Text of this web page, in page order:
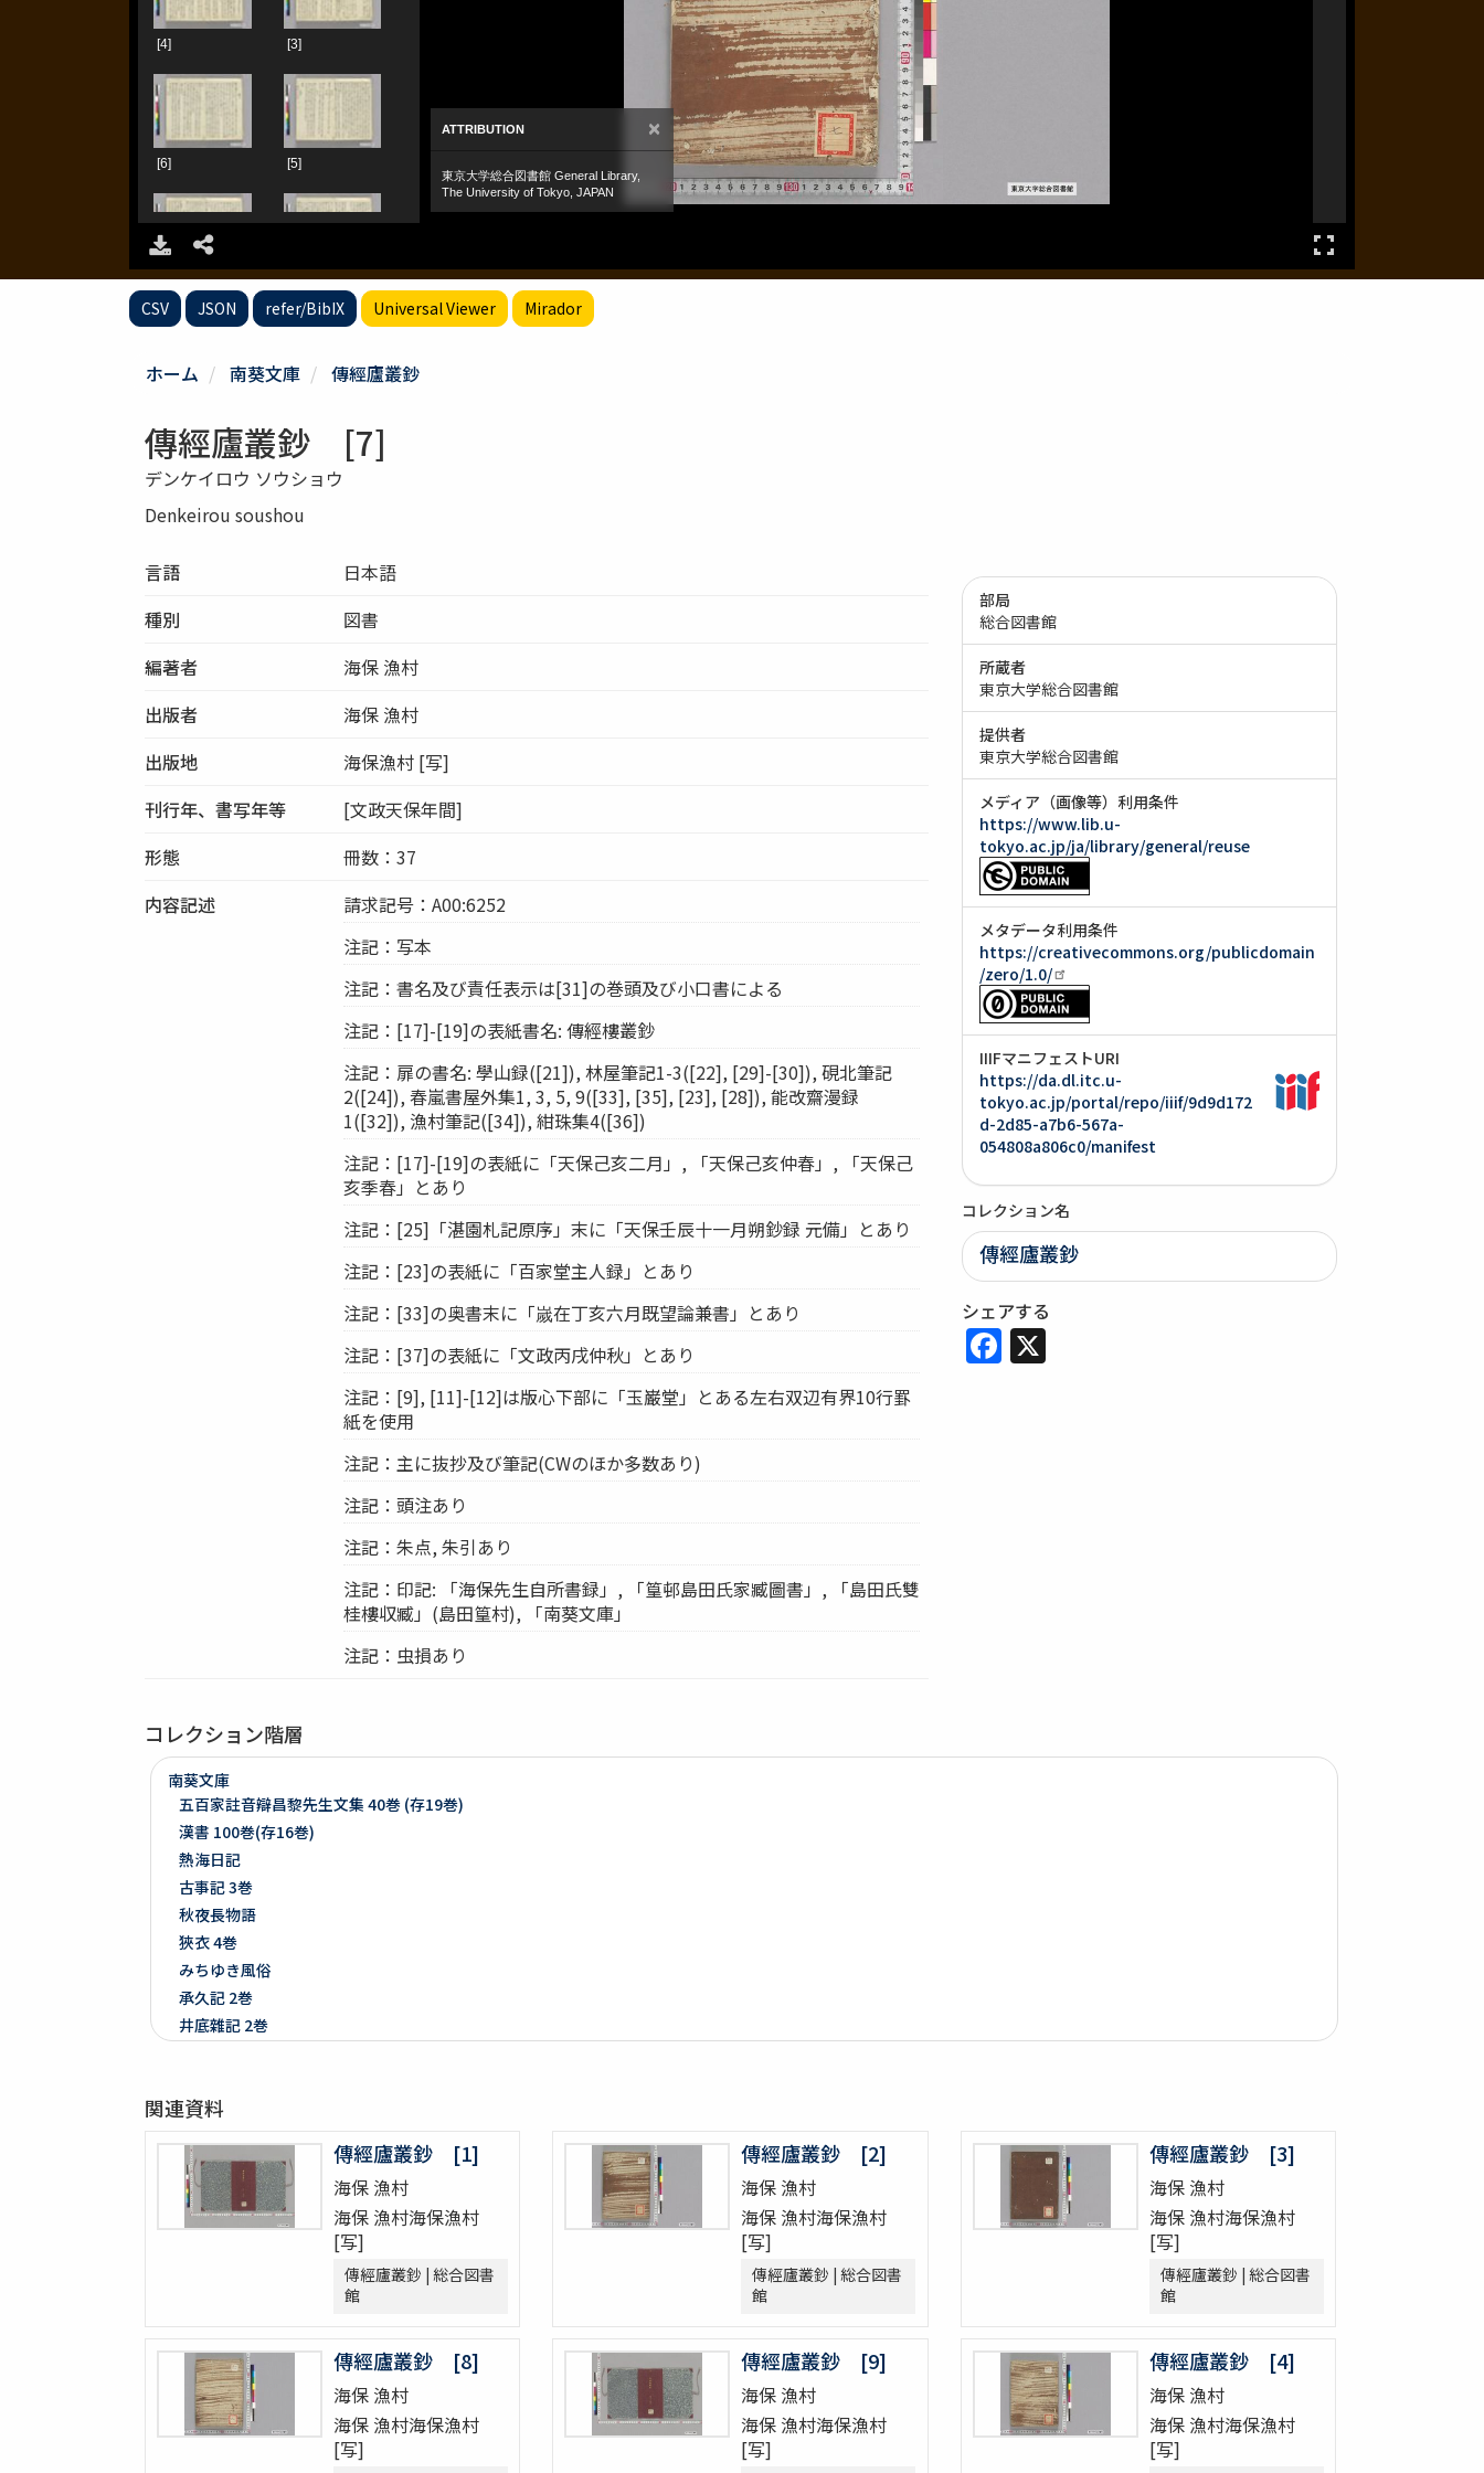
CSV JSON refer/BibIX Universal Viewer Mirador
ホーム 南葵文庫 傳經廬叢鈔
傳經廬叢鈔 [7]
デンケイロウ ソウショウ
Denkeirou soushou
言語
日本語
種別
図書
編著者
海保 漁村
出版者
海保 漁村
出版地
海保漁村 [写]
刊行年、書写年等
[文政天保年間]
形態
冊数：37
内容記述
請求記号：A00:6252
注記：写本
注記：書名及び責任表示は[31]の巻頭及び小口書による
注記：[17]-[19]の表紙書名: 傳經樓叢鈔
注記：扉の書名: 學山録([21]), 林屋筆記1-3([22], [29]-[30]), 硯北筆記
2([24]), 春嵐書屋外集1, 3, 5, 9([33], [35], [23], [28]), 能改齋漫録
1([32]), 漁村筆記([34]), 紺珠集4([36])
注記：[17]-[19]の表紙に「天保己亥二月」, 「天保己亥仲春」, 「天保己
亥季春」とあり
注記：[25]「湛園札記原序」末に「天保壬辰十一月朔鈔録 元備」とあり
注記：[23]の表紙に「百家堂主人録」とあり
注記：[33]の奥書末に「嵗在丁亥六月既望論兼書」とあり
注記：[37]の表紙に「文政丙戌仲秋」とあり
注記：[9], [11]-[12]は版心下部に「玉巌堂」とある左右双辺有界10行罫
紙を使用
注記：主に抜抄及び筆記(CWのほか多数あり)
注記：頭注あり
注記：朱点, 朱引あり
注記：印記: 「海保先生自所書録」, 「篁邨島田氏家臧圖書」, 「島田氏雙
桂樓収臧」(島田篁村), 「南葵文庫」
注記：虫損あり
部局
総合図書館
所蔵者
東京大学総合図書館
提供者
東京大学総合図書館
メディア（画像等）利用条件
https://www.lib.u-
tokyo.ac.jp/ja/library/general/reuse
メタデータ利用条件
https://creativecommons.org/publicdomain
/zero/1.0/
IIIFマニフェストURI
https://da.dl.itc.u-
tokyo.ac.jp/portal/repo/iiif/9d9d172
d-2d85-a7b6-567a-
054808a806c0/manifest
コレクション名
傳經廬叢鈔
シェアする
Facebook
X
コレクション階層
南葵文庫
五百家註音辯昌黎先生文集 40巻 (存19巻)
漢書 100巻(存16巻)
熱海日記
古事記 3巻
秋夜長物語
狹衣 4巻
みちゆき風俗
承久記 2巻
井底雜記 2巻
附音増廣古註蒙求 3巻
四體千字文
天地萬物造化論
新刻増校切用正音郷談雜字大全 2巻 (存1巻)
黍稷稲粱辧
字鏡集 20巻
愚管鈔 7巻
尚書 13巻
懐風藻
摩訶般若波羅蜜經 30巻 (存5巻)
六根清浄大祓 . 神道大意
関連資料
傳經廬叢鈔 [1]
海保 漁村
海保 漁村海保漁村
[写]
傳經廬叢鈔 | 総合図書
館
傳經廬叢鈔 [2]
海保 漁村
海保 漁村海保漁村
[写]
傳經廬叢鈔 | 総合図書
館
傳經廬叢鈔 [3]
海保 漁村
海保 漁村海保漁村
[写]
傳經廬叢鈔 | 総合図書
館
傳經廬叢鈔 [8]
海保 漁村
海保 漁村海保漁村
[写]
傳經廬叢鈔 [9]
海保 漁村
海保 漁村海保漁村
[写]
傳經廬叢鈔 [4]
海保 漁村
海保 漁村海保漁村
[写]